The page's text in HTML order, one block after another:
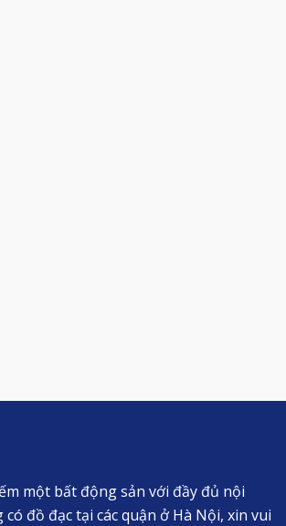
một bất động sản với đầy đủ nội
đồ đạc tại các quận ở Hà Nội, xin vui